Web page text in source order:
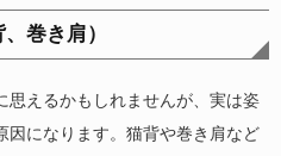
巻き肩）
思えるかもしれませんが、実は姿
因になります。猫背や巻き肩など